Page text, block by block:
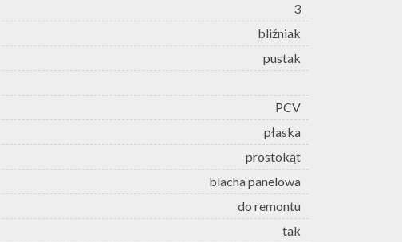
3
bliźniak
pustak
PCV
płaska
prostokąt
blacha panelowa
do remontu
tak